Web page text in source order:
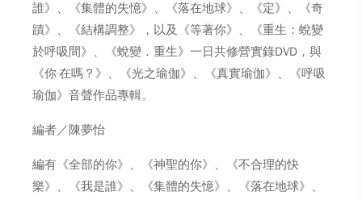
誰》、《集體的失憶》、《落在地球》、《定》、《奇
蹟》、《結構調整》，以及《等著你》、《重生：蛻變
於呼吸間》、《蛻變．重生》一日共修營實錄DVD，與
《你‧在嗎？》、《光之瑜伽》、《真實瑜伽》、《呼吸
瑜伽》音聲作品專輯。
編者／陳夢怡
編有《全部的你》、《神聖的你》、《不合理的快
樂》、《我是誰》、《集體的失憶》、《落在地球》、